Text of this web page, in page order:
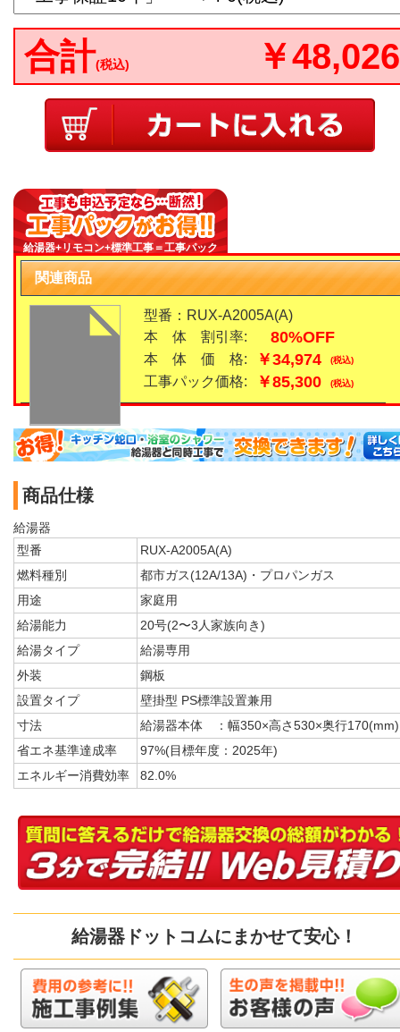
合計(税込) ￥48,026
給湯器+リモコン+標準工事＝工事パック
関連商品
型番：RUX-A2005A(A)
本 体 割引率:
80%OFF
本 体 価 格: ￥34,974 (税込)
工事パック価格: ￥85,300 (税込)
商品仕様
給湯器
型番
RUX-A2005A(A)
燃料種別
都市ガス(12A/13A)・プロパンガス
用途
家庭用
給湯能力
20号(2〜3人家族向き)
給湯タイプ
給湯専用
外装
鋼板
設置タイプ
壁掛型 PS標準設置兼用
寸法
給湯器本体 ：幅350×高さ530×奥行170(mm)
省エネ基準達成率
97%(目標年度：2025年)
エネルギー消費効率
82.0%
給湯器ドットコムにまかせて安心！